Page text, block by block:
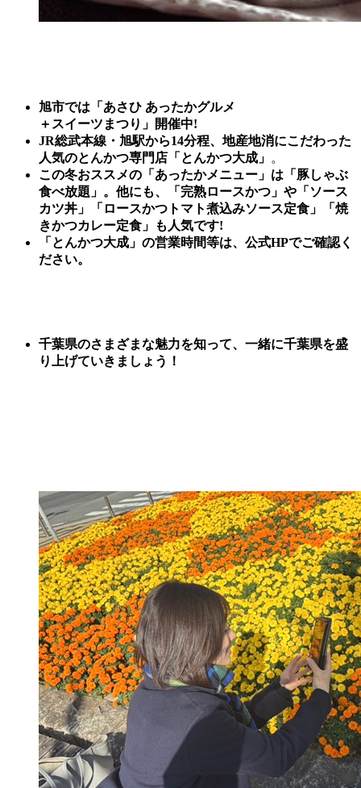
旭市では 「あさひ あったかグルメ
＋ スイーツまつり」開催中!
JR総武本線・旭駅から14分程、地産地消にこだわった
人気のとんかつ専門店「とんかつ大成」 。
この冬おススメの「あったかメニュー」は「豚しゃぶ
食べ放題」。他にも、「完熟ロースかつ」や「ソース
カツ丼」「ロースかつトマト煮込みソース定食」「焼
きかつカレー定食」も人気です!
「とんかつ大成」の営業時間等は、公式HPでご確認く
ださい。
千葉県のさまざまな魅力を知って、一緒に千葉県を盛
り上げていきましょう！